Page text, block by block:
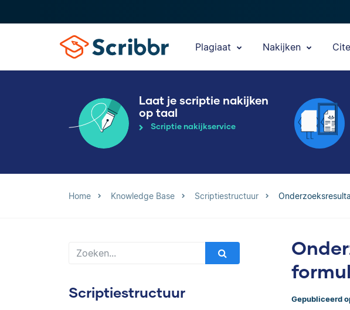
Plagiaat Nakijken
Laat je scriptie nakijken
op taal
Scriptie nakijkservice
Home Knowledge Base Scriptiestructuur
Scriptiestructuur Gepubliceerd